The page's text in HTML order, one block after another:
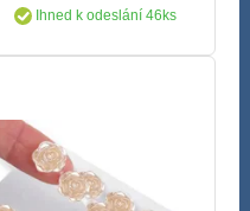
Ihned k odeslání 46ks